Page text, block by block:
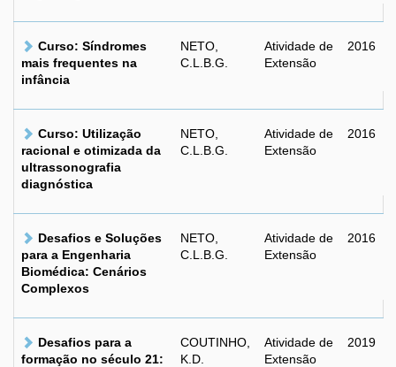
Curso: Síndromes
mais frequentes na
infância
NETO,
C.L.B.G.
Atividade de
Extensão
2016
Curso: Utilização
racional e otimizada da
ultrassonografia
diagnóstica
NETO,
C.L.B.G.
Atividade de
Extensão
2016
Desafios e Soluções
para a Engenharia
Biomédica: Cenários
Complexos
NETO,
C.L.B.G.
Atividade de
Extensão
2016
Desafios para a
formação no século 21:
COUTINHO,
K.D.
Atividade de
Extensão
2019